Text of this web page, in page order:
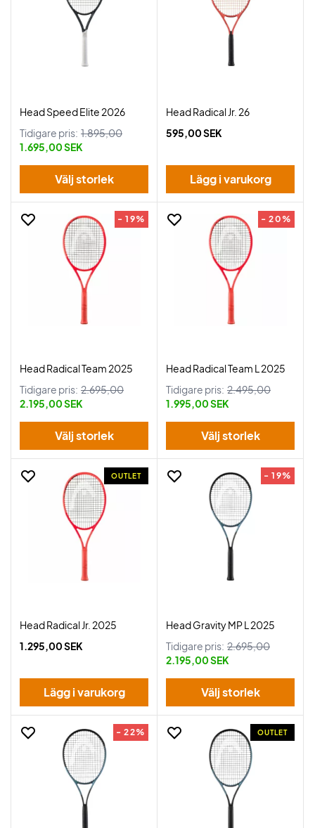
Head Speed Elite 2026
Tidigare pris: 1.895,00
1.695,00 SEK
Välj storlek
Head Radical Jr. 26
595,00 SEK
Lägg i varukorg
- 19%
Head Radical Team 2025
Tidigare pris: 2.695,00
2.195,00 SEK
Välj storlek
- 20%
Head Radical Team L 2025
Tidigare pris: 2.495,00
1.995,00 SEK
Välj storlek
OUTLET
Head Radical Jr. 2025
1.295,00 SEK
Lägg i varukorg
- 19%
Head Gravity MP L 2025
Tidigare pris: 2.695,00
2.195,00 SEK
Välj storlek
- 22% OUTLET